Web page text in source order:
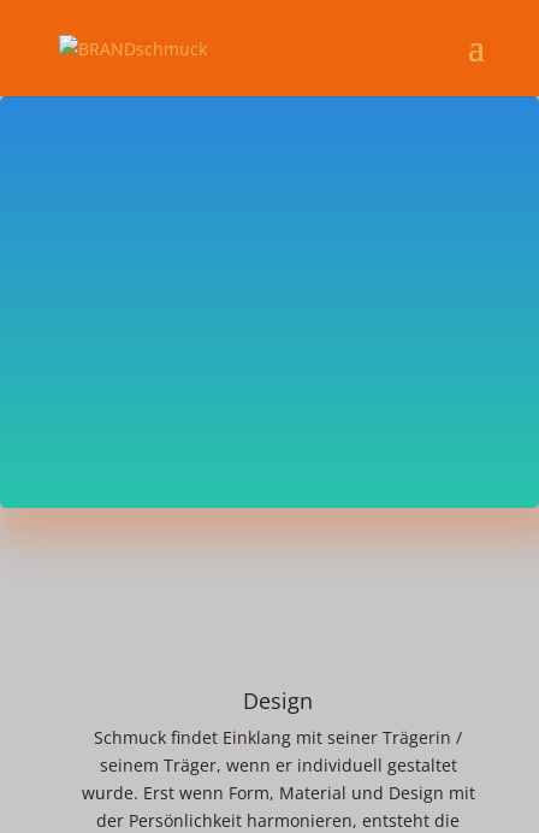
Design
Schmuck findet Einklang mit seiner Trägerin /
seinem Träger, wenn er individuell gestaltet
wurde. Erst wenn Form, Material und Design mit
der Persönlichkeit harmonieren, entsteht die